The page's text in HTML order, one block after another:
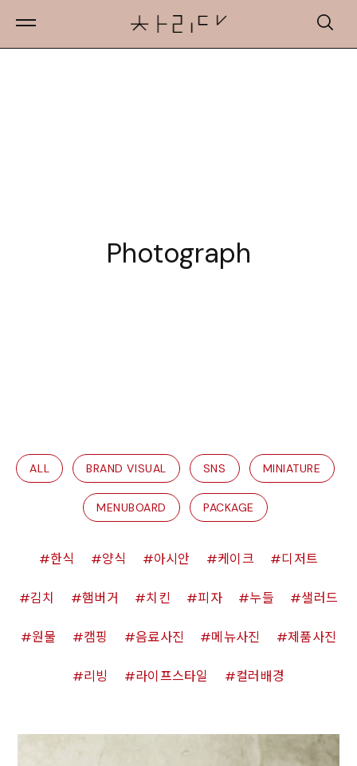
ALL BRAND VISUAL SNS MINIATURE
MENUBOARD PACKAGE
한식 양식 아시안 케이크 디저트
김치 햄버거 치킨 피자 누들 샐러드
원물 캠핑 음료사진 메뉴사진 제품사진
리빙 라이프스타일 컬러배경